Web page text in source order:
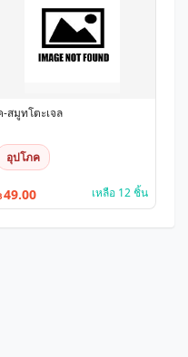
-สมูทโตะเจล
อุปโภค
49.00 เหลือ 12 ชิ้น